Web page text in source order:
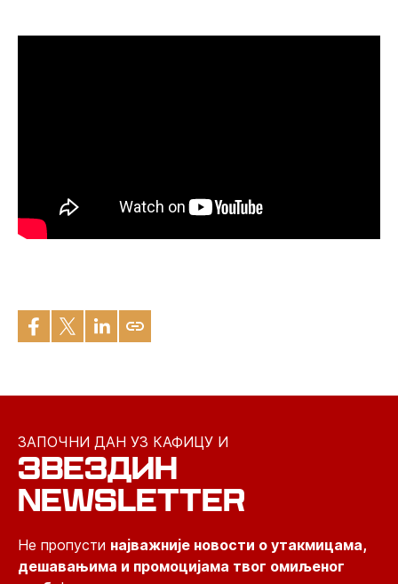
ЗАПОЧНИ ДАН УЗ КАФИЦУ И
ЗВЕЗДИН
NEWSLETTER
Не пропусти најважније новости о утакмицама,
дешавањима и промоцијама твог омиљеног